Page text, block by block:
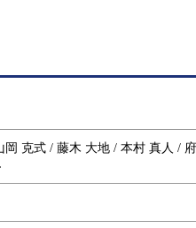
克式 / 藤木 大地 / 本村 真人 /